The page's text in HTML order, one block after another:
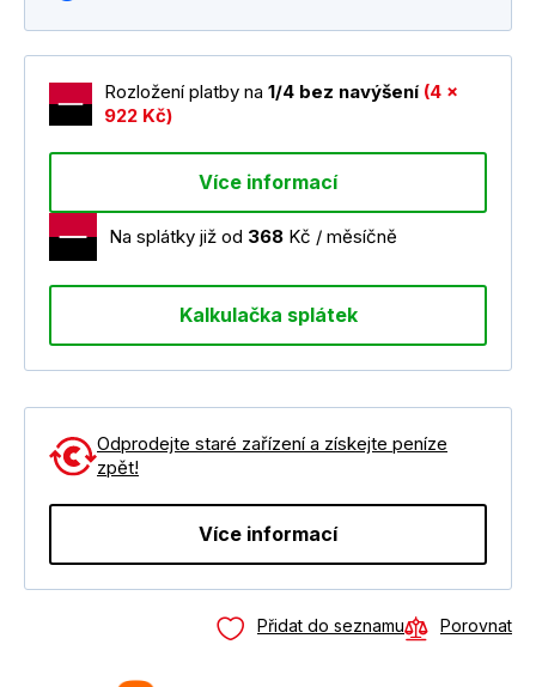
Rozložení platby na 1/4 bez navýšení (4 x
922 Kč)
Více informací
Na splátky již od 368 Kč / měsíčně
Kalkulačka splátek
Odprodejte staré zařízení a získejte peníze
zpět!
Více informací
Přidat do seznamu Porovnat